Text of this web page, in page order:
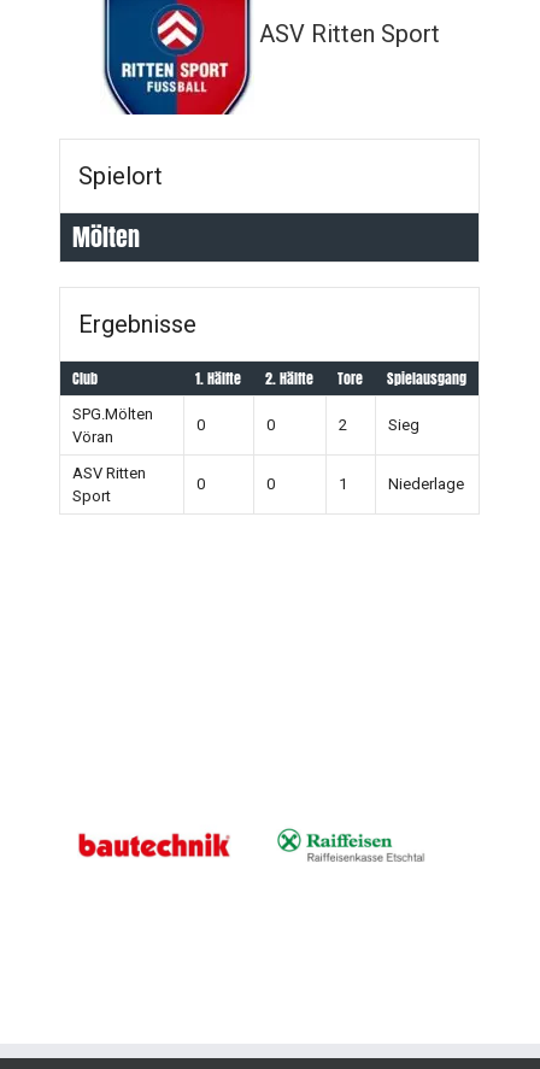
ASV Ritten Sport
Spielort
Mölten
Ergebnisse
Club 1. Hälfte 2. Hälfte Tore Spielausgang
SPG.Mölten
Vöran
0 0 2 Sieg
ASV Ritten
Sport
0 0 1 Niederlage